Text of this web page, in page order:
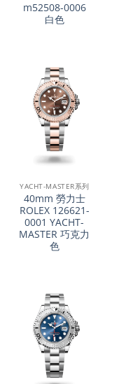
m52508-0006
白色
YACHT-MASTER系列
40mm 勞力士
ROLEX 126621-
0001 YACHT-
MASTER 巧克力
色